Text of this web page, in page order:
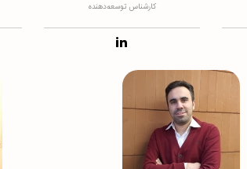
کارشناس توسعه‌دهنده